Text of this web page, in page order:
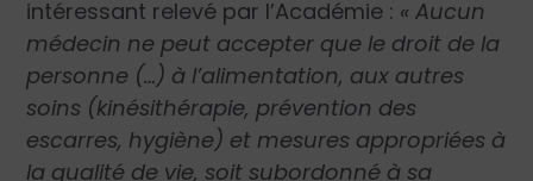
intéressant relevé par l’Académie : « Aucun
médecin ne peut accepter que le droit de la
personne (…) à l’alimentation, aux autres
soins (kinésithérapie, prévention des
escarres, hygiène) et mesures appropriées à
la qualité de vie, soit subordonné à sa